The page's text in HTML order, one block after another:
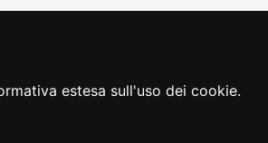
estesa sull'uso dei cookie.
loginFVG